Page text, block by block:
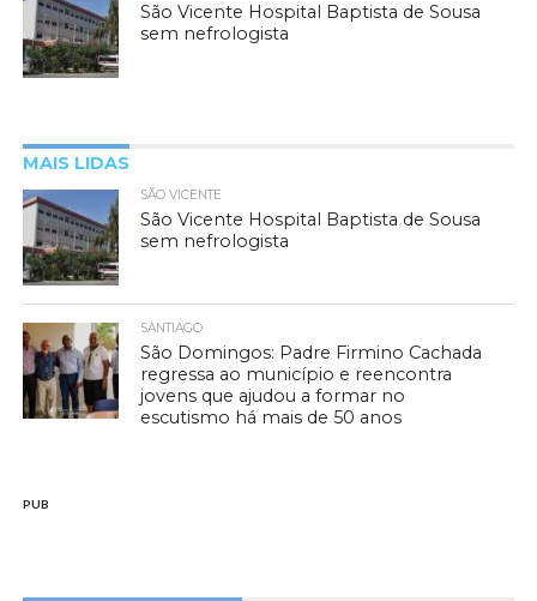
São Vicente Hospital Baptista de Sousa
sem nefrologista
MAIS LIDAS
SÃO VICENTE
São Vicente Hospital Baptista de Sousa
sem nefrologista
SANTIAGO
São Domingos: Padre Firmino Cachada
regressa ao município e reencontra
jovens que ajudou a formar no
escutismo há mais de 50 anos
PUB